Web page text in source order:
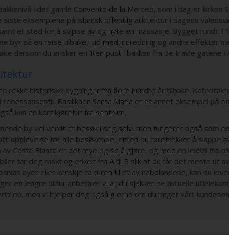
i det gamle Convento de la Merced, som i dag er kirken
siste eksemplene på islamsk offentlig arkitektur i dagens
et sted for å slappe av og nyte en massasje. Bygget rundt
byr på en reise tilbake i tid med innredning og andre effekter
dersom du ønsker en liten pust i bakken fra de travle gatene i
rekke historiske bygninger fra flere hundre år tilbake.
renessansestil. Basilikaen Santa Maria er et annet eksempel på
kun en kort kjøretur fra sentrum.
by vel verdt et besøk i seg selv, men fungerer også som
opplevelse for alle besøkende, enten du foretrekker å slappe
av Costa Blanca er det mye og se å gjøre, og med en leiebil fra
tar deg raskt og enkelt fra A til B slik at du får det meste ut
byer eller kanskje ta turen til et av nabolandene, kan du
en lengre biltur anbefaler vi at du sjekker de aktuelle
men vi hjelper deg også gjerne om du ringer vårt